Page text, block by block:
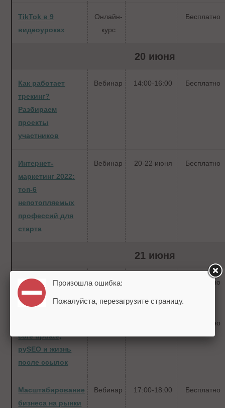
TikTok в 9
видеоуроках
Онлайн-
курс
Бесплатно
20 июня
Как работает
трекинг?
Разбираем
проекты
участников
Вебинар 14:00-16:00 Бесплатно
Интернет-
маркетинг 2022:
топ-6
непотопляемых
профессий для
старта
Вебинар 20-22 июня Бесплатно
21 июня
Digital-маркетинг
в летний сезон
Вебинар Бесплатно
core update,
руSEO и жизнь
после ссылок
Бесплатно
Масштабирование
бизнеса на рынки
Вебинар 17:00-18:00 Бесплатно
Произошла ошибка:
Пожалуйста, перезагрузите страницу.